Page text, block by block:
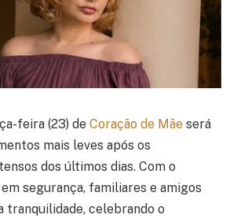
feira (23) de Coração de Mãe será
mais leves após os
dos últimos dias. Com o
segurança, familiares e amigos
tranquilidade, celebrando o